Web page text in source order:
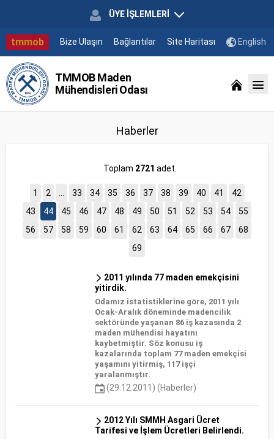
ÜYE İŞLEMLERİ
tmmob Bize Ulaşın Bağlantılar Site Haritası English
TMMOB Maden
Mühendisleri Odası
Haberler
Toplam 2721 adet.
1 2 33 34 35 36 37 38 39 40 41
42
43
44 45 46 47 48 49 50 51 52 53 54
55
56
57 58 59 60 61 62 63 64 65 66 67
68
69
2011 yılında 77 maden emekçisini
yitirdik.
Odamız istatistiklerine göre, 2011 yılı
Ocak-Aralık döneminde madencilik
sektöründe yaşanan 86 iş kazasında 2
maden mühendisi hayatını
kaybetmiştir. Söz konusu iş
kazalarında toplam 77 maden emekçisi
yaşamını yitirmiş, 117 işçi
yaralanmıştır.
(29.12.2011) (Haberler)
2012 Yılı SMMH Asgari Ücret
Tarifesi ve İşlem Ücretleri Belirlendi.